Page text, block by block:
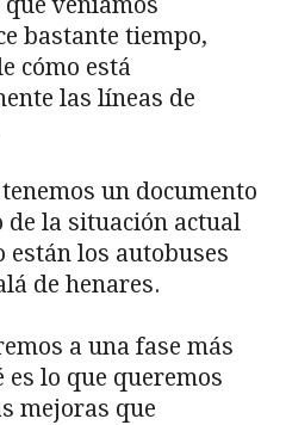
veníamos
bastante tiempo,
cómo está
las líneas de
un documento
de la situación actual
están los autobuses
de henares.
a una fase más
es lo que queremos
mejoras que